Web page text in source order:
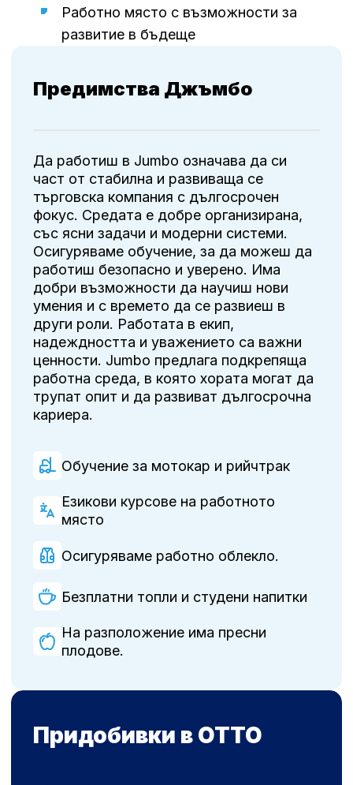
Работно място с възможности за
развитие в бъдеще
Предимства Джъмбо
Да работиш в Jumbo означава да си
част от стабилна и развиваща се
търговска компания с дългосрочен
фокус. Средата е добре организирана,
със ясни задачи и модерни системи.
Осигуряваме обучение, за да можеш да
работиш безопасно и уверено. Има
добри възможности да научиш нови
умения и с времето да се развиеш в
други роли. Работата в екип,
надеждността и уважението са важни
ценности. Jumbo предлага подкрепяща
работна среда, в която хората могат да
трупат опит и да развиват дългосрочна
кариера.
Обучение за мотокар и рийчтрак
Езикови курсове на работното
място
Осигуряваме работно облекло.
Безплатни топли и студени напитки
На разположение има пресни
плодове.
Придобивки в OTTO